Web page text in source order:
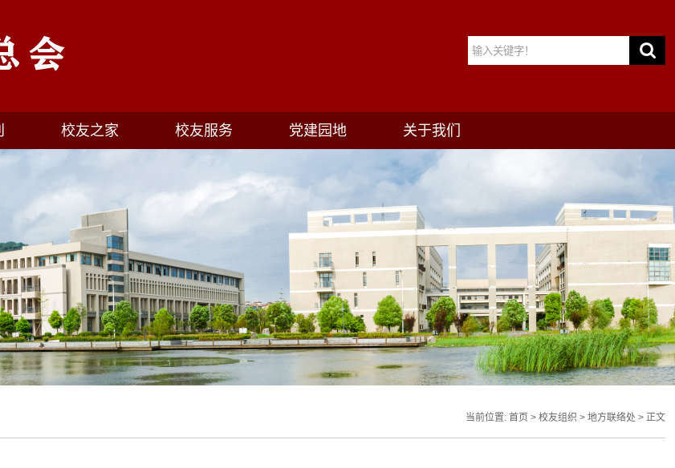
校友之家 校友服务 党建园地 关于我们
当前位置: 首页 > 校友组织 > 地方联络处 > 正文